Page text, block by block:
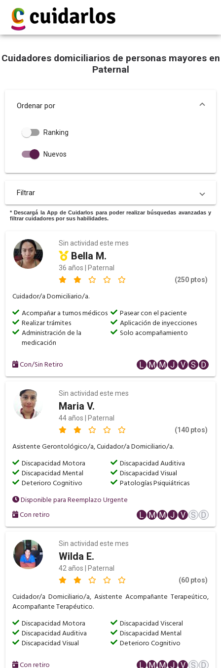
Cuidadores domiciliarios de personas mayores en
Paternal
Ordenar por
Ranking
Nuevos
Filtrar
* Descargá la App de Cuidarlos para poder realizar búsquedas avanzadas y
filtrar cuidadores por sus habilidades.
Sin actividad este mes
Bella M.
36 años | Paternal
(250 ptos)
Cuidador/a Domiciliario/a.
Acompañar a turnos médicos
Pasear con el paciente
Realizar trámites
Aplicación de inyecciones
Administración de la
medicación
Solo acompañamiento
Con/Sin Retiro L M M J V S D
Sin actividad este mes
Maria V.
44 años | Paternal
(140 ptos)
Asistente Gerontológico/a, Cuidador/a Domiciliario/a.
Discapacidad Motora
Discapacidad Auditiva
Discapacidad Mental
Discapacidad Visual
Deterioro Cognitivo
Patologías Psiquiátricas
Disponible para Reemplazo Urgente
Con retiro
L M M J V S D
Sin actividad este mes
Wilda E.
42 años | Paternal
(60 ptos)
Cuidador/a Domiciliario/a, Asistente Acompañante Terapeútico,
Acompañante Terapéutico.
Discapacidad Motora
Discapacidad Visceral
Discapacidad Auditiva
Discapacidad Mental
Discapacidad Visual
Deterioro Cognitivo
Con retiro L M M J V S D